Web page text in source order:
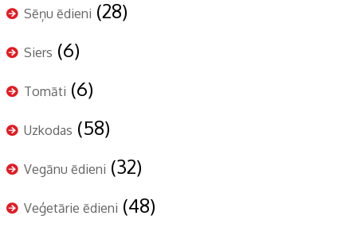
Sēņu ēdieni (28)
Siers (6)
Tomāti (6)
Uzkodas (58)
Vegānu ēdieni (32)
Veģetārie ēdieni (48)